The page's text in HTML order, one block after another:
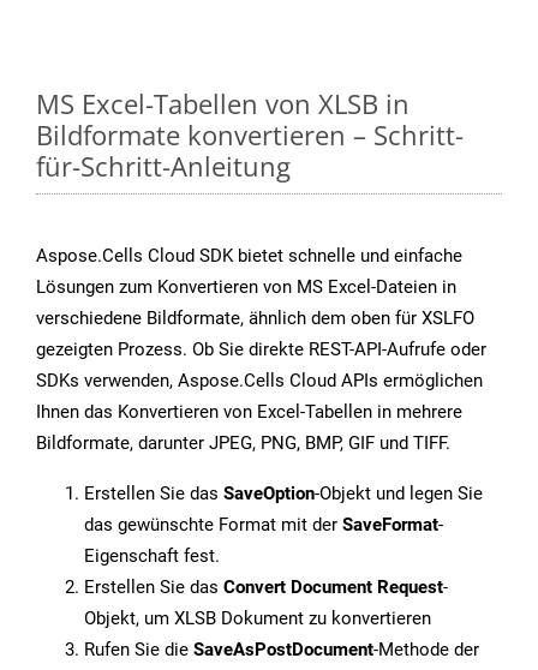
MS Excel-Tabellen von XLSB in
Bildformate konvertieren – Schritt-
für-Schritt-Anleitung
Aspose.Cells Cloud SDK bietet schnelle und einfache
Lösungen zum Konvertieren von MS Excel-Dateien in
verschiedene Bildformate, ähnlich dem oben für XSLFO
gezeigten Prozess. Ob Sie direkte REST-API-Aufrufe oder
SDKs verwenden, Aspose.Cells Cloud APIs ermöglichen
Ihnen das Konvertieren von Excel-Tabellen in mehrere
Bildformate, darunter JPEG, PNG, BMP, GIF und TIFF.
Erstellen Sie das SaveOption-Objekt und legen Sie
das gewünschte Format mit der SaveFormat-
Eigenschaft fest.
Erstellen Sie das Convert Document Request-
Objekt, um XLSB Dokument zu konvertieren
Rufen Sie die SaveAsPostDocument-Methode der